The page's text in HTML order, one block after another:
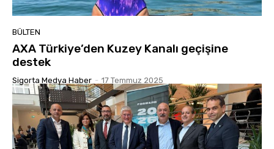
BÜLTEN
AXA Türkiye’den Kuzey Kanalı geçişine
destek
Sigorta Medya Haber - 17 Temmuz 2025